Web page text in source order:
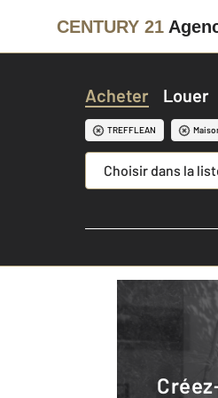
CENTURY 21
Acheter Louer
TREFFLEAN
Choisir dans la
Créez-vous une alerte mail pour être averti quand une annonce est en ligne et consultez la